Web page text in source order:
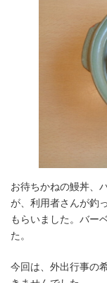
お待ちかねの鰻丼、
が、利用者さんが釣
もらいました。バー
た。
今回は、外出行事の